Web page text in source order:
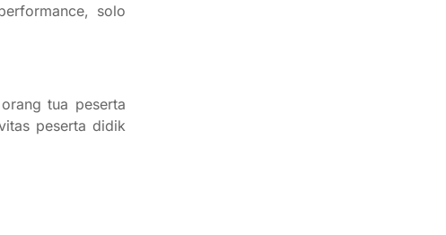
solo
tua peserta
peserta didik